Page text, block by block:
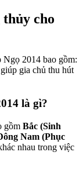
cho
2014 bao gồm:
giúp gia chủ thu hút
là gì?
gồm Bắc (Sinh
Nam (Phục
nhau trong việc